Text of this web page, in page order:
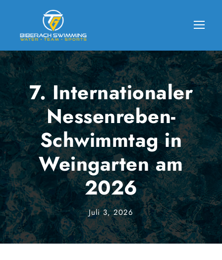
7. Internationaler
Nessenreben-
Schwimmtag in
Weingarten am
2026
Juli 3, 2026